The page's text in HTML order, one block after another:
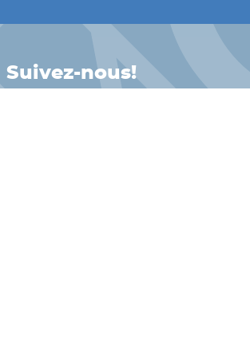
Suivez-nous!